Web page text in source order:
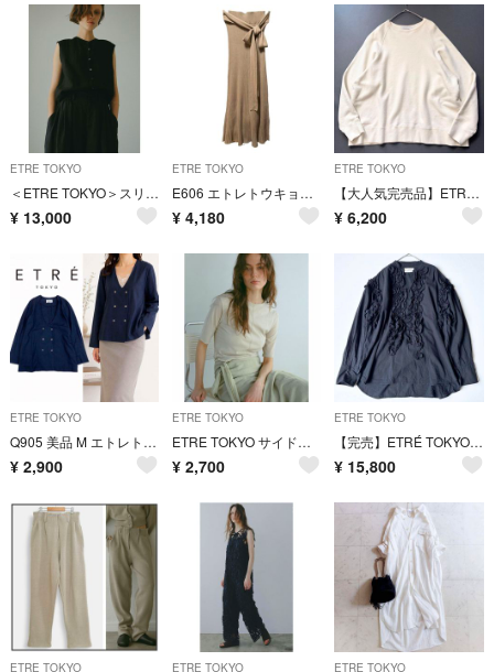
ETRE TOKYO
＜ETRE TOKYO＞スリーブレスリネンシャツ
¥ 13,000
ETRE TOKYO
E606 エトレトウキョウ リブフレアロングスカート ベージュ 新品
¥ 4,180
ETRE TOKYO
【大人気完売品】ETRÉ TOKYO 25ss クルーネックスウェットシャツ
¥ 6,200
ETRE TOKYO
Q905 美品 M エトレトウキョウ 麻 コットン 春夏 ジャケット レディース
¥ 2,900
ETRE TOKYO
ETRE TOKYO サイドギャザーレイヤードTee
¥ 2,700
ETRE TOKYO
【完売】ETRÉ TOKYO SANTÉ 25ss スタンドカラーフリルトップス
¥ 15,800
ETRE TOKYO ETRE TOKYO ETRE TOKYO